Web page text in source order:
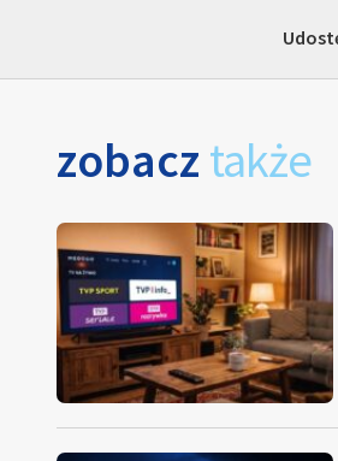
zobacz także